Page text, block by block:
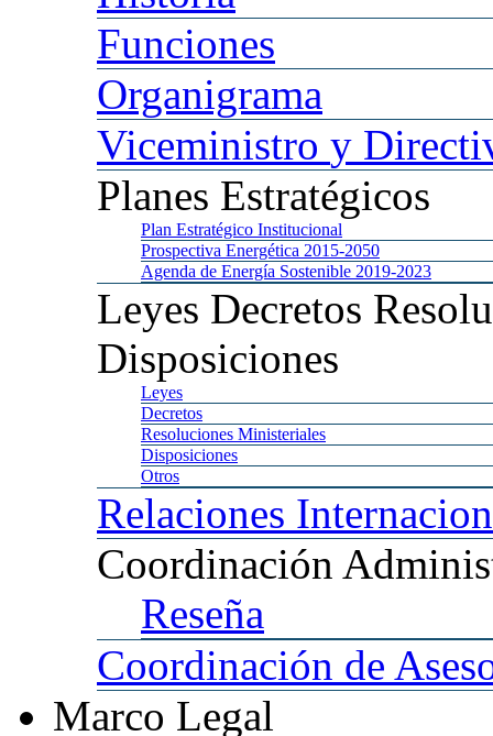
Funciones
Organigrama
Viceministro y
Planes Estratégicos
Plan Estratégico Institucional
Prospectiva Energética 2015-2050
Agenda de Energía Sostenible 2019-2023
Leyes Decretos
Disposiciones
Leyes
Decretos
Resoluciones Ministeriales
Disposiciones
Otros
Relaciones
Coordinación
Reseña
Coordinación de
Marco Legal